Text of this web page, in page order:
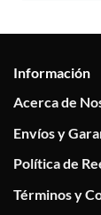
Información
Acerca de
Envíos y
Política de
Términos y